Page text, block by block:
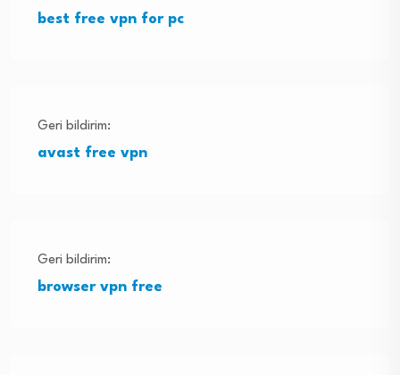
best free vpn for pc
Geri bildirim:
avast free vpn
Geri bildirim:
browser vpn free